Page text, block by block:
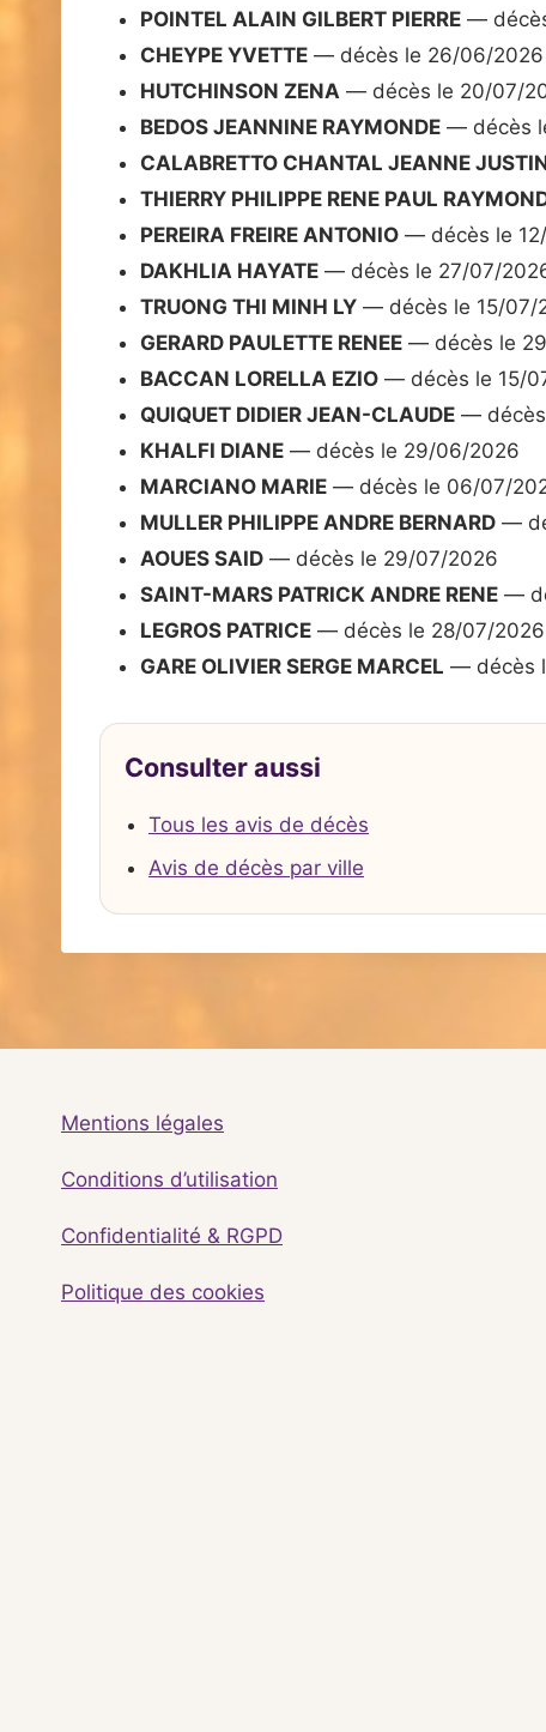
POINTEL ALAIN GILBERT PIERRE —
CHEYPE YVETTE — décès le 26/06/2026
HUTCHINSON ZENA — décès le 20/07/
BEDOS JEANNINE RAYMONDE — décès
CALABRETTO CHANTAL JEANNE
THIERRY PHILIPPE RENE PAUL
PEREIRA FREIRE ANTONIO — décès le
DAKHLIA HAYATE — décès le 27/07/
TRUONG THI MINH LY — décès le 15/07/
GERARD PAULETTE RENEE — décès le
BACCAN LORELLA EZIO — décès le 15/
QUIQUET DIDIER JEAN-CLAUDE —
KHALFI DIANE — décès le 29/06/2026
MARCIANO MARIE — décès le 06/07/
MULLER PHILIPPE ANDRE BERNARD —
AOUES SAID — décès le 29/07/2026
SAINT-MARS PATRICK ANDRE RENE —
LEGROS PATRICE — décès le 28/07/2026
GARE OLIVIER SERGE MARCEL — décès
Consulter aussi
Tous les avis de décès
Avis de décès par ville
Mentions légales
Conditions d’utilisation
Confidentialité & RGPD
Politique des cookies